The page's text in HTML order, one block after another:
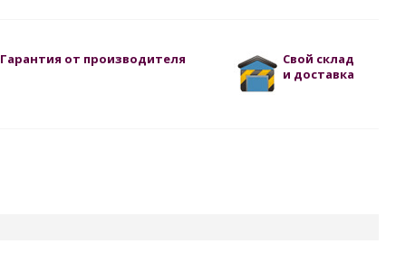
Гарантия от производителя
Свой склад
и доставка